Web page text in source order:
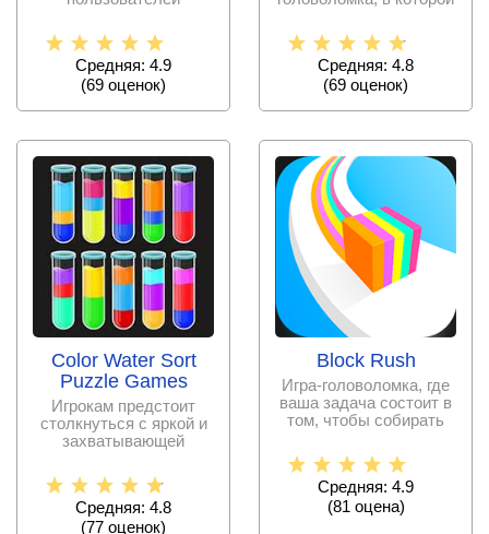
заданий
Средняя: 4.9
(69 оценок)
Средняя: 4.8
(69 оценок)
Color Water Sort
Puzzle Games
Игрокам предстоит
столкнуться с яркой и
захватывающей
предстоит
Средняя: 4.8
(77 оценок)
Block Rush
Игра-головоломка, где
ваша задача состоит в
том, чтобы собирать
Средняя: 4.9
(81 оценa)